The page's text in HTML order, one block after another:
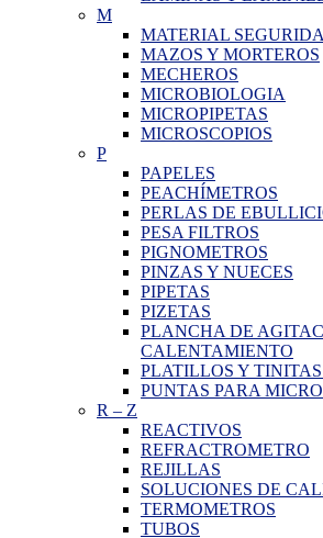
M
MATERIAL
MAZOS Y MORTEROS
MECHEROS
MICROBIOLOGIA
MICROPIPETAS
MICROSCOPIOS
P
PAPELES
PEACHÍMETROS
PERLAS DE
PESA FILTROS
PIGNOMETROS
PINZAS Y NUECES
PIPETAS
PIZETAS
PLANCHA DE
CALENTAMIENTO
PLATILLOS Y TINITAS
PUNTAS PARA
R – Z
REACTIVOS
REFRACTROMETRO
REJILLAS
SOLUCIONES DE
TERMOMETROS
TUBOS